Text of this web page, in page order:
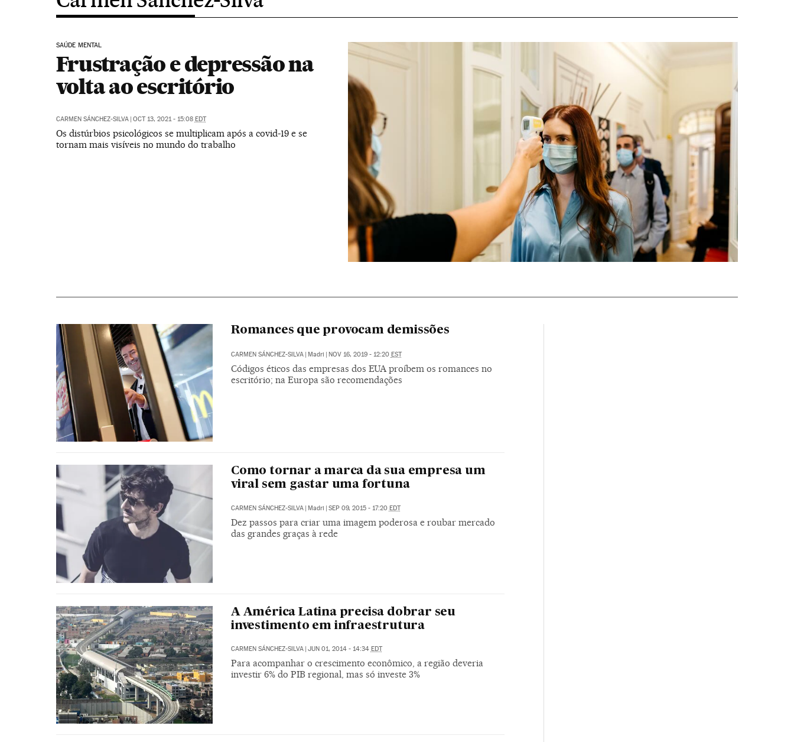
SAÚDE MENTAL
Frustração e depressão na
volta ao escritório
CARMEN SÁNCHEZ-SILVA | OCT 13, 2021 - 15:08 EDT
Os distúrbios psicológicos se multiplicam após a covid-19 e se
tornam mais visíveis no mundo do trabalho
Romances que provocam demissões
CARMEN SÁNCHEZ-SILVA | Madri | NOV 16, 2019 - 12:20 EST
Códigos éticos das empresas dos EUA proíbem os romances no
escritório; na Europa são recomendações
Como tornar a marca da sua empresa um
viral sem gastar uma fortuna
CARMEN SÁNCHEZ-SILVA | Madri | SEP 09, 2015 - 17:20 EDT
Dez passos para criar uma imagem poderosa e roubar mercado
das grandes graças à rede
A América Latina precisa dobrar seu
investimento em infraestrutura
CARMEN SÁNCHEZ-SILVA JUN 01, 2014 - 14:34 EDT
Para acompanhar o crescimento econômico, a região deveria
investir 6% do PIB regional, mas só investe 3%